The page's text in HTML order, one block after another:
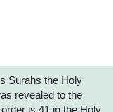
Surahs the Holy
revealed to the